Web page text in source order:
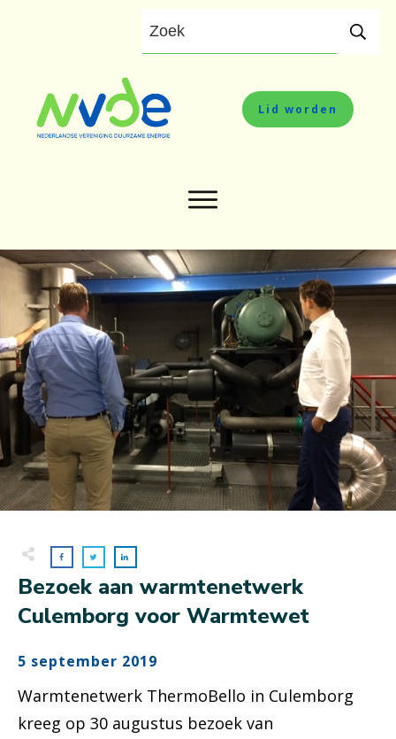
Lid worden
Bezoek aan warmtenetwerk
Culemborg voor Warmtewet
5 september 2019
Warmtenetwerk ThermoBello in Culemborg
kreeg op 30 augustus bezoek van